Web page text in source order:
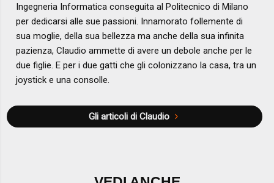
Ingegneria Informatica conseguita al Politecnico di Milano
per dedicarsi alle sue passioni. Innamorato follemente di
sua moglie, della sua bellezza ma anche della sua infinita
pazienza, Claudio ammette di avere un debole anche per le
due figlie. E per i due gatti che gli colonizzano la casa, tra un
joystick e una consolle.
Gli articoli di Claudio